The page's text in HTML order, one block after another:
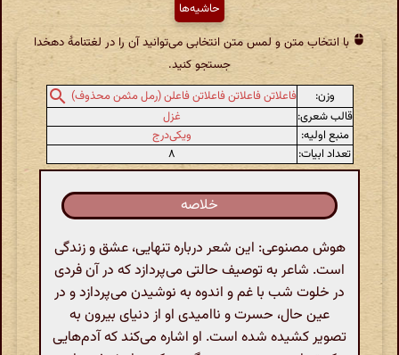
حاشیه‌ها
با انتخاب متن و لمس متن انتخابی می‌توانید آن را در لغتنامهٔ دهخدا
جستجو کنید.
وزن:
فاعلاتن فاعلاتن فاعلاتن فاعلن (رمل مثمن محذوف)
قالب شعری:
غزل
منبع اولیه:
ویکی‌درج
تعداد ابیات:
۸
خلاصه
هوش مصنوعی: این شعر درباره تنهایی، عشق و زندگی
است. شاعر به توصیف حالتی می‌پردازد که در آن فردی
در خلوت شب با غم و اندوه به نوشیدن می‌پردازد و در
عین حال، حسرت و ناامیدی او از دنیای بیرون به
تصویر کشیده شده است. او اشاره می‌کند که آدم‌هایی